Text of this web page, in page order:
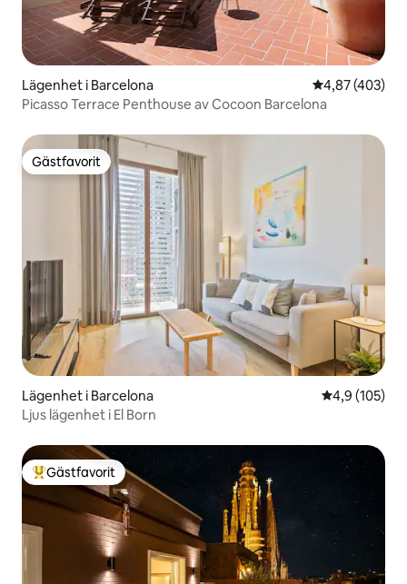
Lägenhet i Barcelona 4,87 av 5 i
4,87 (403)
Picasso Terrace Penthouse av Cocoon Barcelona
Gästfavorit
Gästfavorit
Lägenhet i Barcelona 4,9 av 5 i
4,9 (105)
Ljus lägenhet i El Born
Populär gästfavorit
Gästfavorit